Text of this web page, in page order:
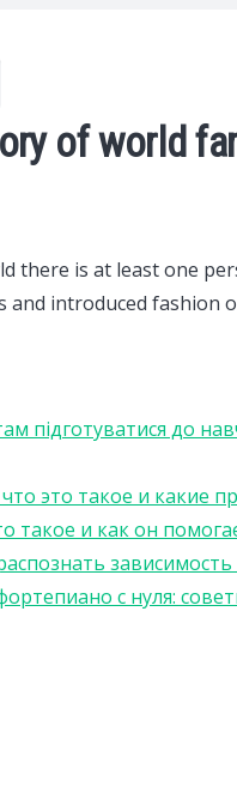
of world
there is at least one
and introduced fashion
підготуватися до
это такое и какие
такое и как он
с нуля: